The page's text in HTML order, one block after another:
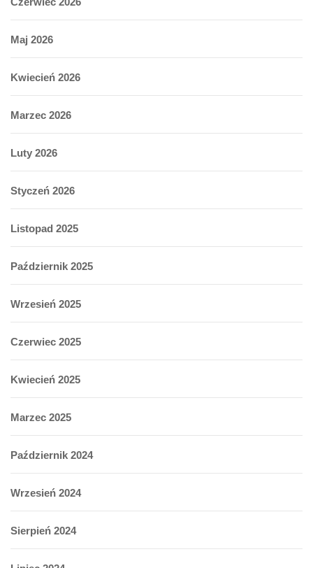
Maj 2026
Kwiecień 2026
Marzec 2026
Luty 2026
Styczeń 2026
Listopad 2025
Październik 2025
Wrzesień 2025
Czerwiec 2025
Kwiecień 2025
Marzec 2025
Październik 2024
Wrzesień 2024
Sierpień 2024